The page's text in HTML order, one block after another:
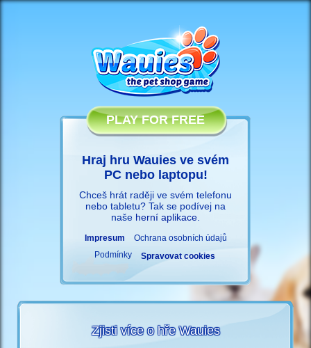
PLAY FOR FREE
Hraj hru Wauies ve svém
PC nebo laptopu!
Chceš hrát raději ve svém telefonu
nebo tabletu? Tak se podívej na
naše herní aplikace
Impresum
Ochrana osobních údajů
Podmínky
Spravovat cookies
Zjisti více o hře Wauies